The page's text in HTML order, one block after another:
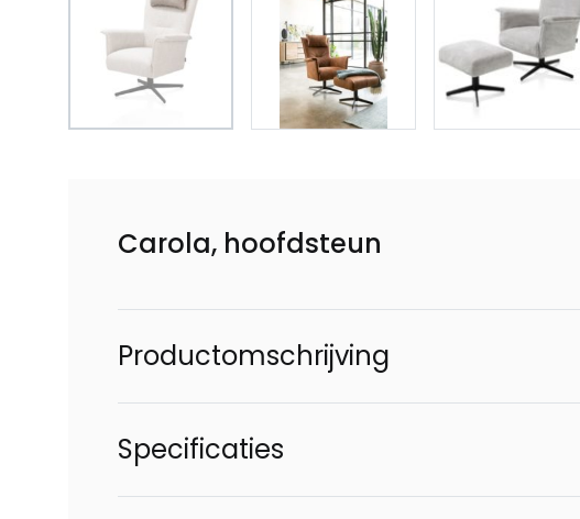
Carola, hoofdsteun
Productomschrijving
Specificaties